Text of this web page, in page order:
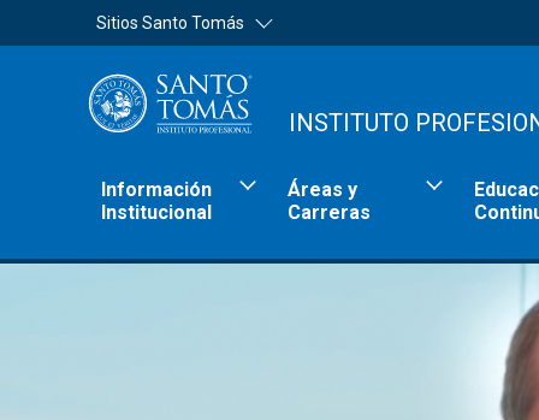
Sitios Santo Tomás
INSTITUTO
Información
Institucional
Áreas y
Carreras